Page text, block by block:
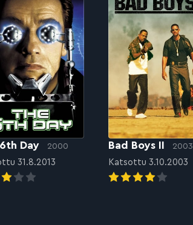
Day 2000
31.8.2013
Bad Boys II 2003
Katsottu 3.10.2003